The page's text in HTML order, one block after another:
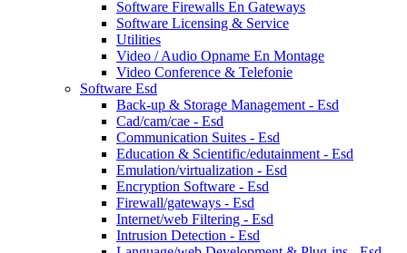
Software Firewalls En Gateways
Software Licensing & Service
Utilities
Video / Audio Opname En Montage
Video Conference & Telefonie
Software Esd
Back-up & Storage Management - Esd
Cad/cam/cae - Esd
Communication Suites - Esd
Education & Scientific/edutainment - Esd
Emulation/virtualization - Esd
Encryption Software - Esd
Firewall/gateways - Esd
Internet/web Filtering - Esd
Intrusion Detection - Esd